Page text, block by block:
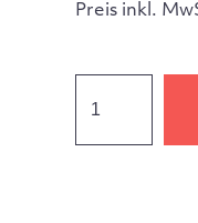
Preis inkl.